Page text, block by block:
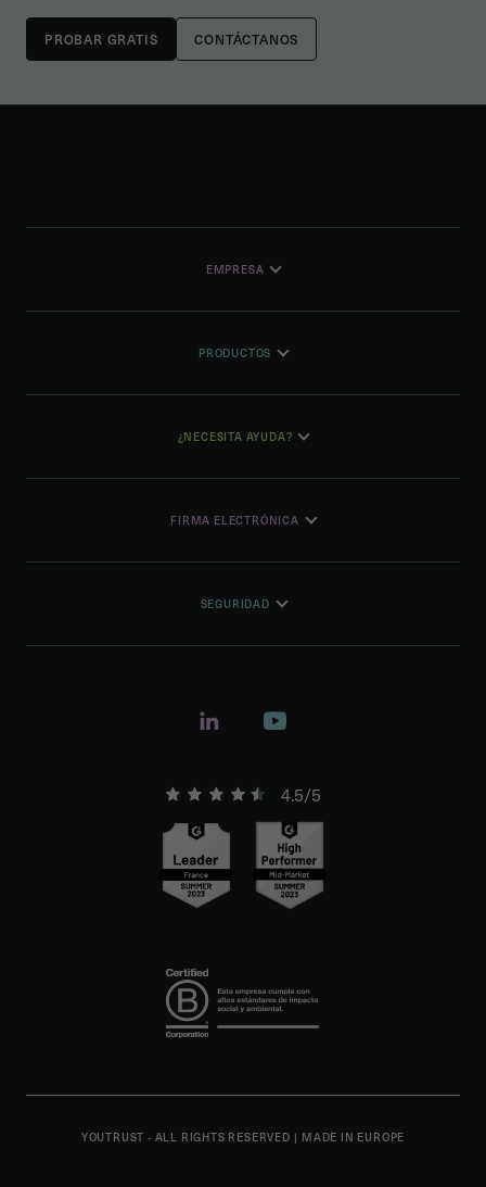
CONTÁCTANOS
EMPRESA
PRODUCTOS
¿NECESITA AYUDA?
FIRMA ELECTRÓNICA
SEGURIDAD
4.5/5
YOUTRUST - ALL RIGHTS RESERVED | MADE IN EUROPE